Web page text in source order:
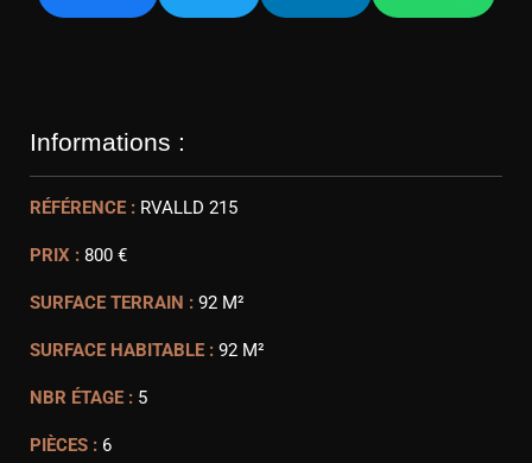
Informations :
RÉFÉRENCE : RVALLD 215
PRIX : 800 €
SURFACE TERRAIN : 92 M²
SURFACE HABITABLE : 92 M²
NBR ÉTAGE : 5
PIÈCES : 6